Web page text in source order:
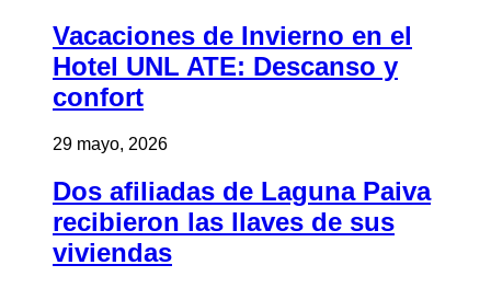
Vacaciones de Invierno en el
Hotel UNL ATE: Descanso y
confort
29 mayo, 2026
Dos afiliadas de Laguna Paiva
recibieron las llaves de sus
viviendas